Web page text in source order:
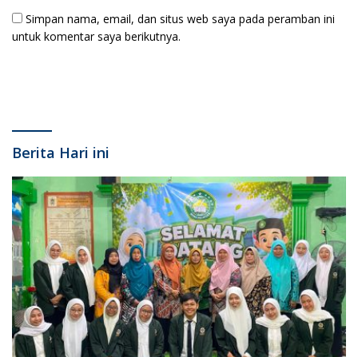
Simpan nama, email, dan situs web saya pada peramban ini
untuk komentar saya berikutnya.
Berita Hari ini